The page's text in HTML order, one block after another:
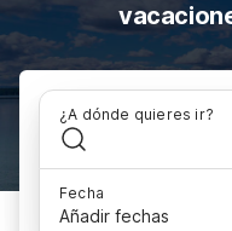
¿A dónde quieres ir?
Fecha
Añadir fechas